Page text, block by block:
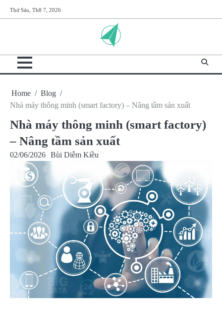
to
Thứ Sáu, Th8 7, 2026
Home
Blog
Nhà máy thông minh (smart factory) – Nâng tầm sản xuất
Nhà máy thông minh (smart factory)
– Nâng tầm sản xuất
02/06/2026 Bùi Diễm Kiều